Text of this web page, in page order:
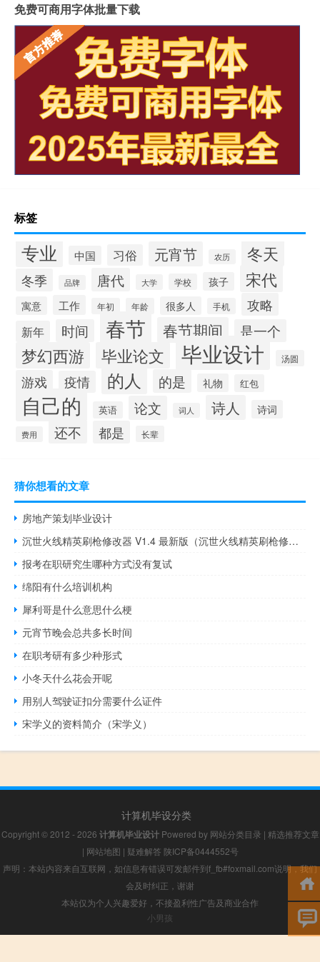
免费可商用字体批量下载
标签
专业 中国 习俗 元宵节 农历 冬天
冬季 品牌 唐代 大学 学校 孩子 宋代
寓意 工作 年初 年龄 很多人 手机 攻略
新年 时间 春节 春节期间 是一个
梦幻西游 毕业论文 毕业设计 汤圆
游戏 疫情 的人 的是 礼物 红包
自己的 英语 论文 词人 诗人 诗词
费用 还不 都是 长辈
猜你想看的文章
房地产策划毕业设计
沉世火线精英刷枪修改器 V1.4 最新版（沉世火线精英刷枪修改器 V1.4 最新版功能简介）
报考在职研究生哪种方式没有复试
绵阳有什么培训机构
犀利哥是什么意思什么梗
元宵节晚会总共多长时间
在职考研有多少种形式
小冬天什么花会开呢
用别人驾驶证扣分需要什么证件
宋学义的资料简介（宋学义）
计算机毕设分类
Copyright © 2012 - 2026 计算机毕业设计Powered by 网站分类目录 | 精选推荐文章
| 网站地图 | 疑难解答 陕ICP备0444552号
声明：本站内容来自互联网，如信息有错误可发邮件到f_fb#foxmail.com说明，我们
会及时纠正，谢谢
本站仅为个人兴趣爱好，不接盈利性广告及商业合作
小男孩